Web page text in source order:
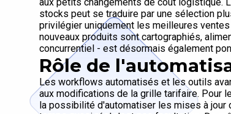
aux petits changements de coût logistique.
stocks peut se traduire par une sélection
privilégier uniquement les meilleures
nouveaux produits sont cartographiés,
concurrentiel - est désormais également
Rôle de
Les workflows automatisés et les outils
aux modifications de la grille tarifaire. Pour
la possibilité d'automatiser les mises à